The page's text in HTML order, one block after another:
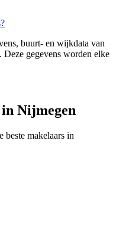
buurt- en wijkdata van
gegevens worden elke
Nijmegen
makelaars in